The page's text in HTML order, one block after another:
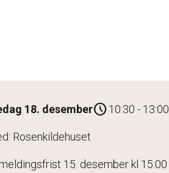
18. desemberschedule10:30 - 13:00
Rosenkildehuset
15. desember kl 15:00